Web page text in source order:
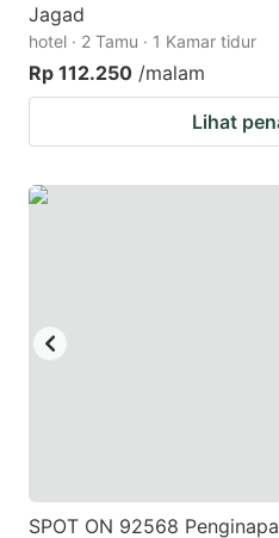
Jagad
hotel · 2 Tamu · 1 Kamar tidur
Rp 112.250 /malam
Lihat
SPOT ON 92568